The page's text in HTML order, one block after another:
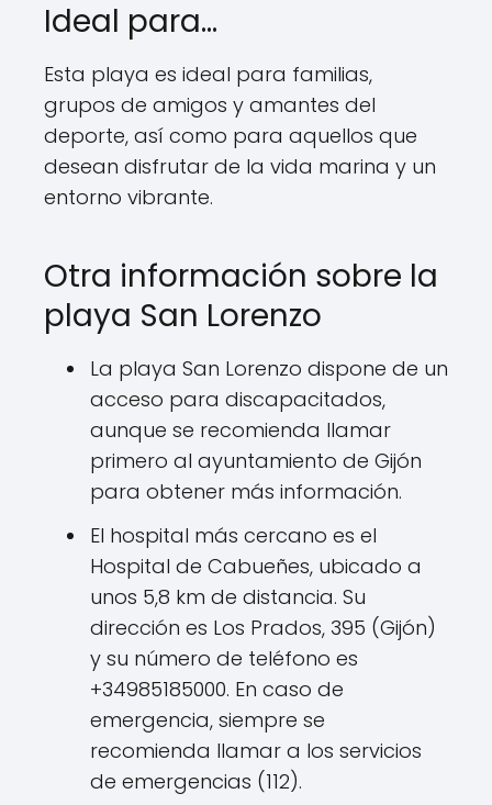
Ideal para…
Esta playa es ideal para familias,
grupos de amigos y amantes del
deporte, así como para aquellos que
desean disfrutar de la vida marina y un
entorno vibrante.
Otra información sobre la
playa San Lorenzo
La playa San Lorenzo dispone de un
acceso para discapacitados,
aunque se recomienda llamar
primero al ayuntamiento de Gijón
para obtener más información.
El hospital más cercano es el
Hospital de Cabueñes, ubicado a
unos 5,8 km de distancia. Su
dirección es Los Prados, 395 (Gijón)
y su número de teléfono es
+34985185000. En caso de
emergencia, siempre se
recomienda llamar a los servicios
de emergencias (112).